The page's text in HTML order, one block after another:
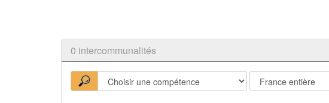
0 intercommunalités